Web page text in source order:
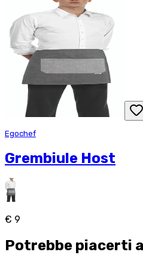
Egochef
Grembiule Host
€ 9
Potrebbe piacerti